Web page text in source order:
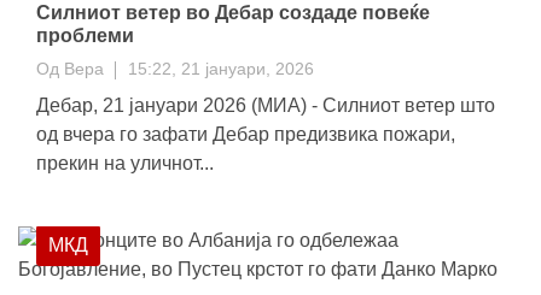
Силниот ветер во Дебар создаде повеќе
проблеми
Од Вера 15:22, 21 јануари, 2026
Дебар, 21 јануари 2026 (МИА) - Силниот ветер што
од вчера го зафати Дебар предизвика пожари,
прекин на уличнот...
МКД